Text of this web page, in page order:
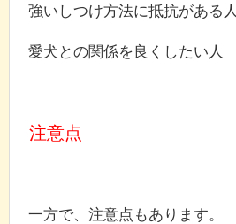
強いしつけ方法に抵抗がある人
愛犬との関係を良くしたい人
注意点
一方で、注意点もあります。